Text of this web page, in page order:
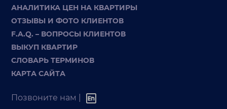
АНАЛИТИКА ЦЕН НА КВАРТИРЫ
ОТЗЫВЫ И ФОТО КЛИЕНТОВ
F.A.Q. – ВОПРОСЫ КЛИЕНТОВ
ВЫКУП КВАРТИР
СЛОВАРЬ ТЕРМИНОВ
КАРТА САЙТА
Позвоните нам |